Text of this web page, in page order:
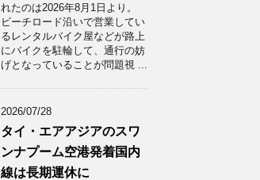
れたのは2026年8月1日より。
ビーチロード沿いで営業してい
るレンタルバイク屋などが路上
にバイクを駐輪して、通行の妨
げとなっていることが問題視 ...
2026/07/28
タイ・エアアジアのスワ
ンナプーム空港発着国内
線は長期運休に